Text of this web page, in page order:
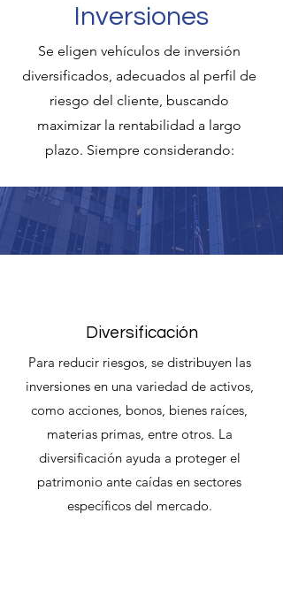
Inversiones
Se eligen vehículos de inversión
diversificados, adecuados al perfil de
riesgo del cliente, buscando
maximizar la rentabilidad a largo
plazo. Siempre considerando:
Diversificación
Para reducir riesgos, se distribuyen las
inversiones en una variedad de activos,
como acciones, bonos, bienes raíces,
materias primas, entre otros. La
diversificación ayuda a proteger el
patrimonio ante caídas en sectores
específicos del mercado.